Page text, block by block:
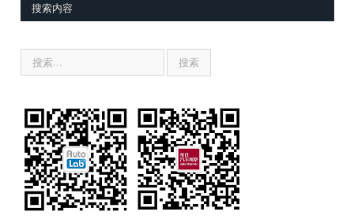
搜索内容